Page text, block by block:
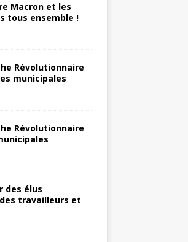
Macron et les
tous ensemble !
Révolutionnaire
municipales
Révolutionnaire
des élus
travailleurs et